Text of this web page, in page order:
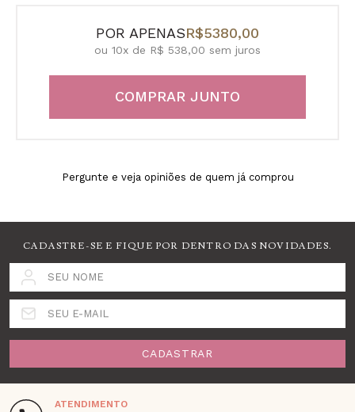
POR APENASR$5380,00
ou 10x de R$ 538,00 sem juros
COMPRAR JUNTO
Pergunte e veja opiniões de quem já comprou
CADASTRE-SE E FIQUE POR DENTRO DAS NOVIDADES.
SEU NOME
SEU E-MAIL
CADASTRAR
ATENDIMENTO